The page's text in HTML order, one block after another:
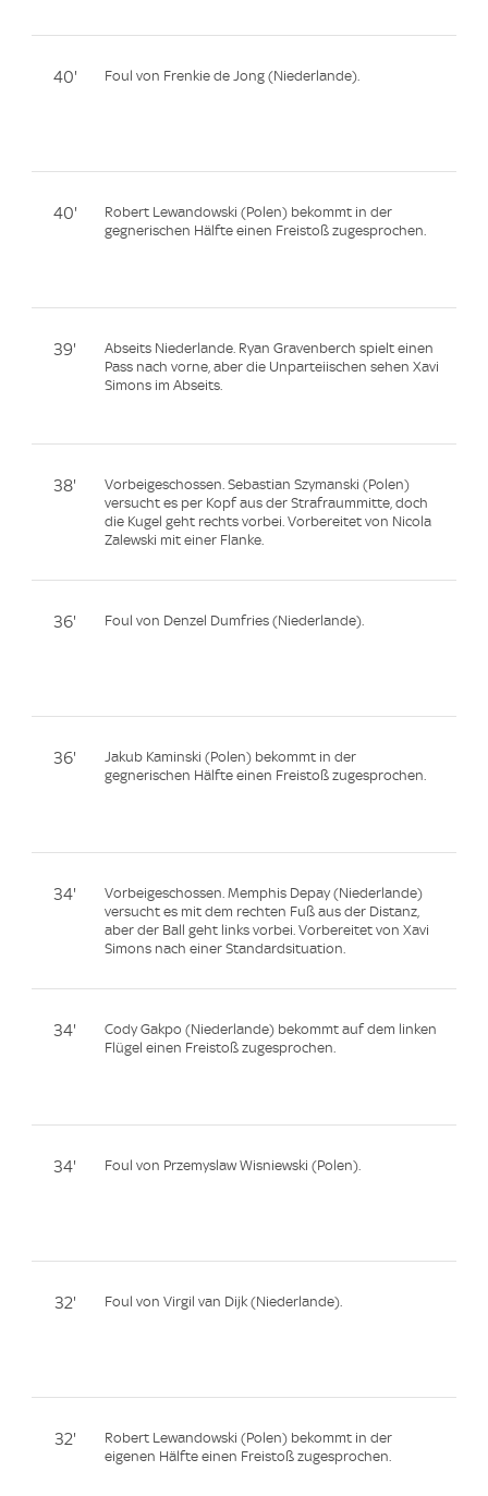
40' Foul von Frenkie de Jong (Niederlande).
40'
Robert Lewandowski (Polen) bekommt in der
gegnerischen Hälfte einen Freistoß zugesprochen.
39'
Abseits Niederlande. Ryan Gravenberch spielt einen
Pass nach vorne, aber die Unparteiischen sehen Xavi
Simons im Abseits.
38'
Vorbeigeschossen. Sebastian Szymanski (Polen)
versucht es per Kopf aus der Strafraummitte, doch
die Kugel geht rechts vorbei. Vorbereitet von Nicola
Zalewski mit einer Flanke.
36' Foul von Denzel Dumfries (Niederlande).
36'
Jakub Kaminski (Polen) bekommt in der
gegnerischen Hälfte einen Freistoß zugesprochen.
34'
Vorbeigeschossen. Memphis Depay (Niederlande)
versucht es mit dem rechten Fuß aus der Distanz,
aber der Ball geht links vorbei. Vorbereitet von Xavi
Simons nach einer Standardsituation.
34'
Cody Gakpo (Niederlande) bekommt auf dem linken
Flügel einen Freistoß zugesprochen.
34' Foul von Przemyslaw Wisniewski (Polen).
32' Foul von Virgil van Dijk (Niederlande).
32'
Robert Lewandowski (Polen) bekommt in der
eigenen Hälfte einen Freistoß zugesprochen.